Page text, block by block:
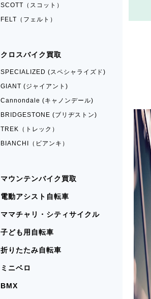
SCOTT（スコット）
FELT（フェルト）
クロスバイク買取
SPECIALIZED (スペシャライズド)
GIANT (ジャイアント)
Cannondale (キャノンデール)
BRIDGESTONE (ブリヂストン)
TREK（トレック）
BIANCHI（ビアンキ）
マウンテンバイク買取
電動アシスト自転車
ママチャリ・シティサイクル
子ども用自転車
折りたたみ自転車
ミニベロ
BMX